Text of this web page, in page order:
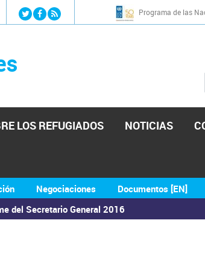
Jump to navigation Programa de las
del Secretario General 2016
Negociaciones Documentos [EN]
LOS REFUGIADOS NOTICIAS